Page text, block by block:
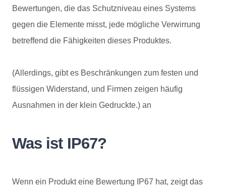
Bewertungen, die das Schutzniveau eines Systems
gegen die Elemente misst, jede mögliche Verwirrung
betreffend die Fähigkeiten dieses Produktes.
(Allerdings, gibt es Beschränkungen zum festen und
flüssigen Widerstand, und Firmen zeigen häufig
Ausnahmen in der klein Gedruckte.) an
Was ist IP67?
Wenn ein Produkt eine Bewertung IP67 hat, zeigt das